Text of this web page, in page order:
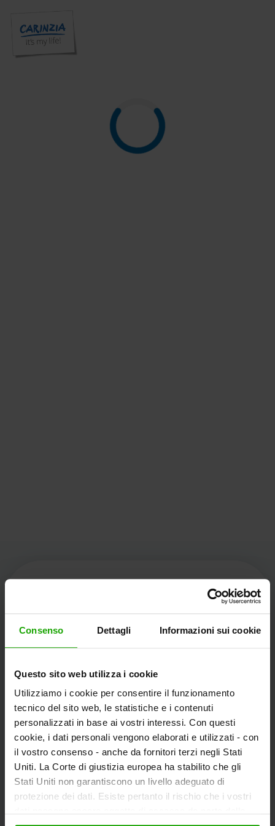
Consenso Dettagli Informazioni sui cookie
Questo sito web utilizza i cookie
Utilizziamo i cookie per consentire il funzionamento
tecnico del sito web, le statistiche e i contenuti
personalizzati in base ai vostri interessi. Con questi
cookie, i dati personali vengono elaborati e utilizzati - con
il vostro consenso - anche da fornitori terzi negli Stati
Uniti. La Corte di giustizia europea ha stabilito che gli
Stati Uniti non garantiscono un livello adeguato di
protezione dei dati. Esiste pertanto il rischio che i vostri
Kärnten Werbung
Völkermarkter Ring 21 - 23
L'Austria
+43/463/3000
info@ kaernten.at
Rimanete informati!